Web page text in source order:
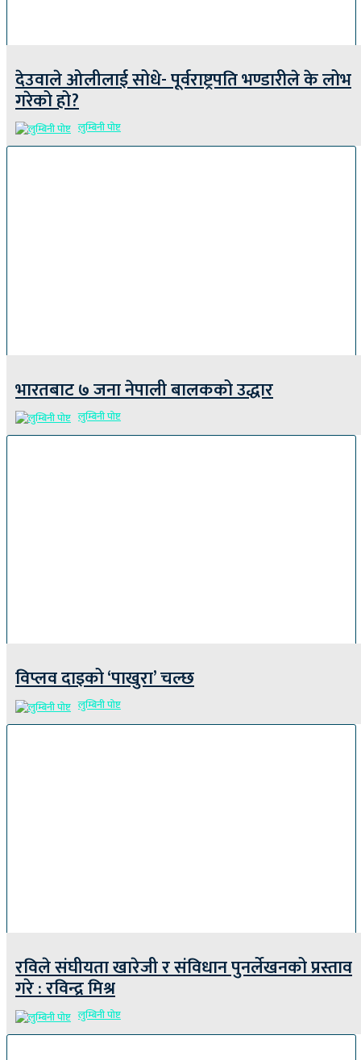
देउवाले ओलीलाई सोधे- पूर्वराष्ट्रपति भण्डारीले के लोभ
गरेको हो?
लुम्बिनी पोष्ट
भारतबाट ७ जना नेपाली बालकको उद्धार
लुम्बिनी पोष्ट
विप्लव दाइको ‘पाखुरा’ चल्छ
लुम्बिनी पोष्ट
रविले संघीयता खारेजी र संविधान पुनर्लेखनको प्रस्ताव
गरे : रविन्द्र मिश्र
लुम्बिनी पोष्ट